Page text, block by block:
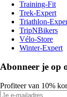
Training-Fit
Trek-Expert
Triathlon-
TripNBikers
Vélo-Store
Winter-Expert
Abonneer je op
Profiteer van 10%